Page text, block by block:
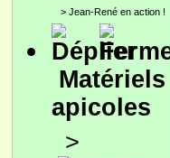
> Jean-René en action !
Matériels
apicoles
>